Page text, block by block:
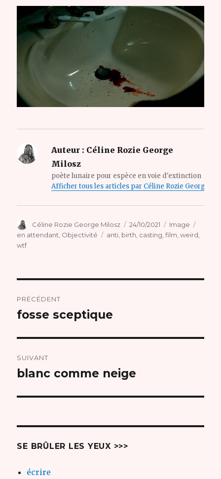
Auteur : Céline Rozie George
Milosz
poète lunaire pour espèce en voie d'extinction
Afficher tous les articles par Céline Rozie George
Auteur
Céline Rozie George Milosz
Publié
le
24/10/2021 Format
Image
en attendant Objectivité Étiquettes
anti birth casting ,film ,weird
wtf
de
PRÉCÉDENT
Article
fosse sceptique
SUIVANT
Article
blanc comme neige
SE BRÛLER LES YEUX >>>
écrire